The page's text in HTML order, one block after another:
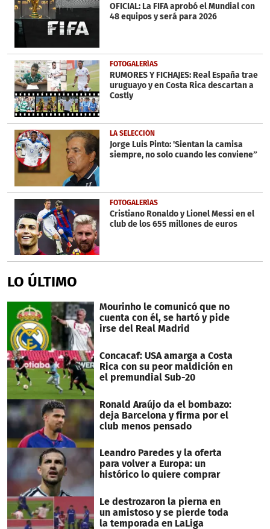
OFICIAL: La FIFA aprobó el Mundial con
48 equipos y será para 2026
FOTOGALERÍAS
RUMORES Y FICHAJES: Real España trae
uruguayo y en Costa Rica descartan a
Costly
LA SELECCIÓN
Jorge Luis Pinto: 'Sientan la camisa
siempre, no solo cuando les conviene”
FOTOGALERÍAS
Cristiano Ronaldo y Lionel Messi en el
club de los 655 millones de euros
LO ÚLTIMO
Mourinho le comunicó que no
cuenta con él, se hartó y pide
irse del Real Madrid
Concacaf: USA amarga a Costa
Rica con su peor maldición en
el premundial Sub-20
Ronald Araújo da el bombazo:
deja Barcelona y firma por el
club menos pensado
Leandro Paredes y la oferta
para volver a Europa: un
histórico lo quiere comprar
Le destrozaron la pierna en
un amistoso y se pierde toda
la temporada en LaLiga